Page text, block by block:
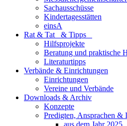
Sachausschüsse
Kindertagesstätten
einsA
Rat & Tat & Tipps
Hilfsprojekte
Beratung und praktische
Literaturtipps
Verbände & Einrichtungen
Einrichtungen
Vereine und Verbände
Downloads & Archiv
Konzepte
Predigten, Ansprachen &
aus dem Jahr 2025